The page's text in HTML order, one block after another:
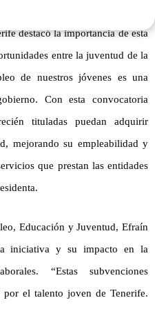
destacó la importancia de esta
entre la juventud de la
de nuestros jóvenes es una
Con esta convocatoria
tituladas puedan adquirir
mejorando su empleabilidad y
que prestan las entidades
Educación y Juventud, Efraín
iniciativa y su impacto en la
“Estas subvenciones
por el talento joven de Tenerife.